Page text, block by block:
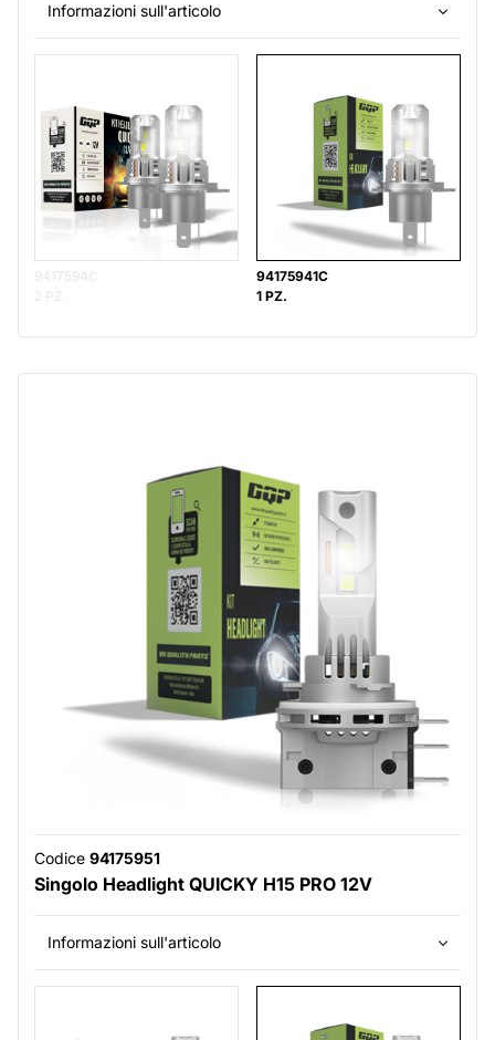
Informazioni sull'articolo
9417594C
2 PZ.
94175941C
1 PZ.
Codice 94175951
Singolo Headlight QUICKY H15 PRO 12V
Informazioni sull'articolo